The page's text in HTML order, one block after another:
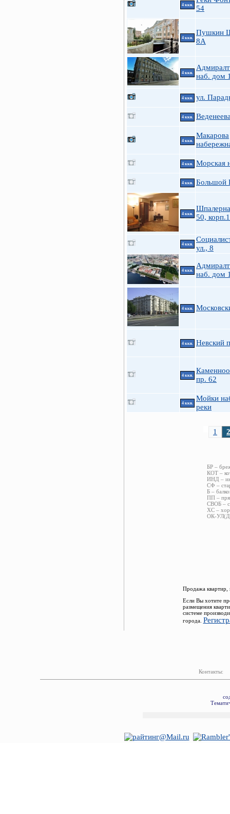
4 ккв.
54
4 ккв.
Пушкин
8А
4 ккв.
наб. дом
4 ккв. ул.
4 ккв.
4 ккв.
Макарова
4 ккв. Морская
4 ккв. Большой
4 ккв.
50, корп.1
4 ккв.
ул., 8
4 ккв.
наб. дом
4 ккв.
4 ккв. Невский
4 ккв.
пр. 62
4 ккв.
Мойки
реки
1 2
БР –
КОТ –
ИНД –
СФ –
Б –
ПП –
СВОБ –
ХС –
ОК-
Продажа квартир,
Если Вы хотите
размещения
системе
города.
Контакты: